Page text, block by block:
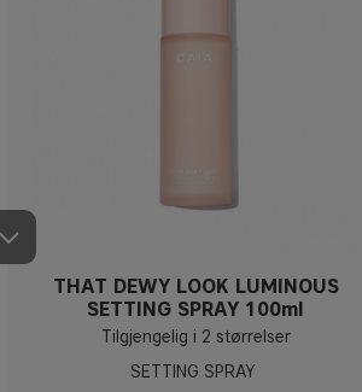
THAT DEWY LOOK LUMINOUS
SETTING SPRAY 100ml
Tilgjengelig i 2 størrelser
SETTING SPRAY